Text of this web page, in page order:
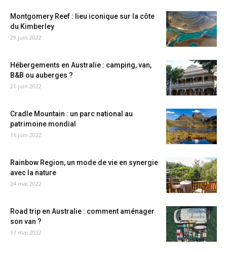
Montgomery Reef : lieu iconique sur la côte
du Kimberley
29 juin 2022
Hébergements en Australie : camping, van,
B&B ou auberges ?
21 juin 2022
Cradle Mountain : un parc national au
patrimoine mondial
16 juin 2022
Rainbow Region, un mode de vie en synergie
avec la nature
24 mai 2022
Road trip en Australie : comment aménager
son van ?
17 mai 2022